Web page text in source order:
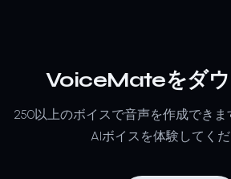
VoiceMateをダウ
250以上のボイスで音声を作成できま
AIボイスを体験してくだ